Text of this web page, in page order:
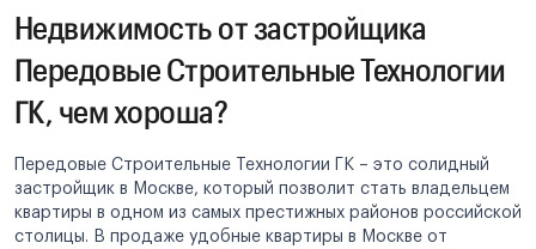
Недвижимость от застройщика
Передовые Строительные Технологии
ГК, чем хороша?
Передовые Строительные Технологии ГК – это солидный
застройщик в Москве, который позволит стать владельцем
квартиры в одном из самых престижных районов российской
столицы. В продаже удобные квартиры в Москве от